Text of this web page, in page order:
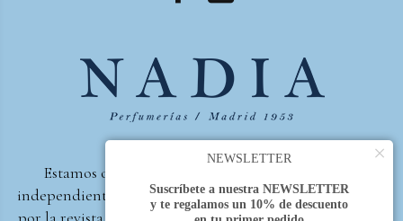
Estamos orgullosos de ser la primera perfumería
independiente de España, en recibir el premio otorgado
por la revista Beautyproof en 2015 a la mejor perfumería
×
NEWSLETTER
Suscríbete a nuestra NEWSLETTER
y te regalamos un 10% de descuento